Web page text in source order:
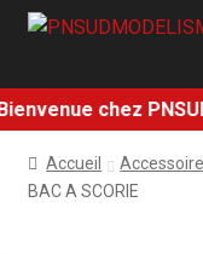
Aller
navigation
Aller
Ferroviaire
Militaire
chez
Accueil
BAC A SCORIE